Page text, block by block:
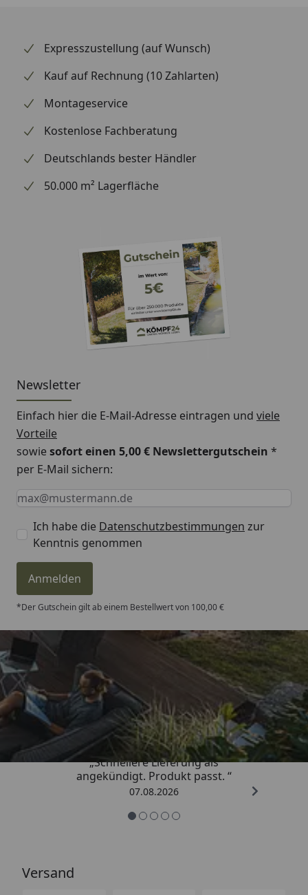
Enduro- und Motocross-Fahrer, die Wert auf Qualität,
Schutz und Optik legen. Die Installation ist
auf die bewährte Qualität von UFO Plast – italienische
Expresszustellung (auf Wunsch)
Kauf auf Rechnung (10 Zahlarten)
Montageservice
Kostenlose Fachberatung
Deutschlands bester Händler
50.000 m² Lagerfläche
Newsletter
Einfach hier die E-Mail-Adresse eintragen und viele
Vorteile
sowiesofort einen 5,00 € Newslettergutschein *
per E-Mail sichern:
Keine Eingabe erforderlich
Eingabe erforderlich
E-Mail *
Ich habe die Datenschutzbestimmungen zur
Kenntnis genommen
Anmelden
*Der Gutschein gilt ab einem Bestellwert von 100,00 €
Trusted Shops
4,81/ 5
„Schnellere Lieferung als
angekündigt. Produkt passt. “
07.08.2026
Versand